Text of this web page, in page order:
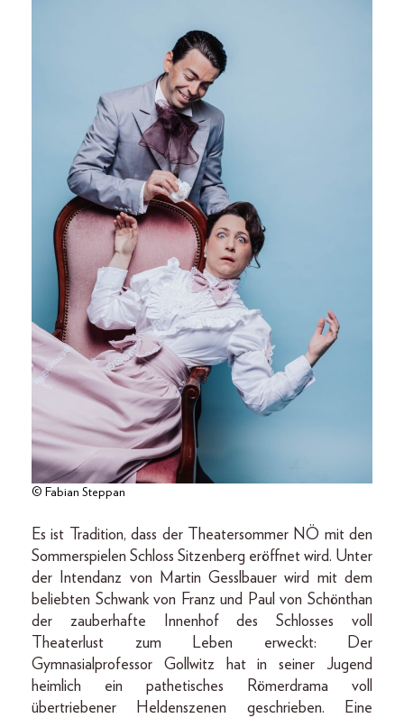
© Fabian Steppan
Es ist Tradition, dass der Theatersommer NÖ mit den
Sommerspielen Schloss Sitzenberg eröffnet wird. Unter
der Intendanz von Martin Gesslbauer wird mit dem
beliebten Schwank von Franz und Paul von Schönthan
der zauberhafte Innenhof des Schlosses voll
Theaterlust zum Leben erweckt: Der
Gymnasialprofessor Gollwitz hat in seiner Jugend
heimlich ein pathetisches Römerdrama voll
übertriebener Heldenszenen geschrieben. Eine